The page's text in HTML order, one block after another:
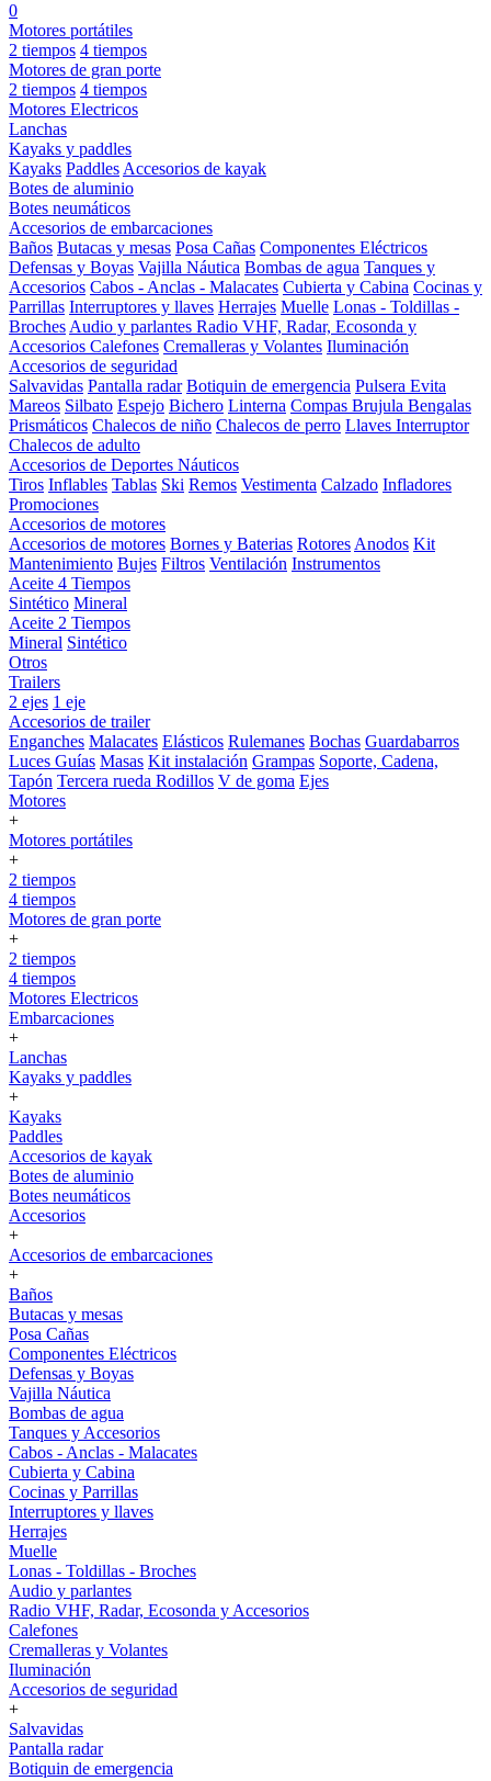
0
Motores portátiles
2 tiempos 4 tiempos
Motores de gran porte
2 tiempos 4 tiempos
Motores Electricos
Lanchas
Kayaks y paddles
Kayaks Paddles Accesorios de kayak
Botes de aluminio
Botes neumáticos
Accesorios de embarcaciones
Baños Butacas y mesas Posa Cañas Componentes Eléctricos
Defensas y Boyas Vajilla Náutica Bombas de agua Tanques y
Accesorios Cabos - Anclas - Malacates Cubierta y Cabina Cocinas y
Parrillas Interruptores y llaves Herrajes Muelle Lonas - Toldillas -
Broches Audio y parlantes Radio VHF, Radar, Ecosonda y
Accesorios Calefones Cremalleras y Volantes Iluminación
Accesorios de seguridad
Salvavidas Pantalla radar Botiquin de emergencia Pulsera Evita
Mareos Silbato Espejo Bichero Linterna Compas Brujula Bengalas
Prismáticos Chalecos de niño Chalecos de perro Llaves Interruptor
Chalecos de adulto
Accesorios de Deportes Náuticos
Tiros Inflables Tablas Ski Remos Vestimenta Calzado Infladores
Promociones
Accesorios de motores
Accesorios de motores Bornes y Baterias Rotores Anodos Kit
Mantenimiento Bujes Filtros Ventilación Instrumentos
Aceite 4 Tiempos
Sintético Mineral
Aceite 2 Tiempos
Mineral Sintético
Otros
Trailers
2 ejes 1 eje
Accesorios de trailer
Enganches Malacates Elásticos Rulemanes Bochas Guardabarros
Luces Guías Masas Kit instalación Grampas Soporte, Cadena,
Tapón Tercera rueda Rodillos V de goma Ejes
Motores
+
Motores portátiles
+
2 tiempos
4 tiempos
Motores de gran porte
+
2 tiempos
4 tiempos
Motores Electricos
Embarcaciones
+
Lanchas
Kayaks y paddles
+
Kayaks
Paddles
Accesorios de kayak
Botes de aluminio
Botes neumáticos
Accesorios
+
Accesorios de embarcaciones
+
Baños
Butacas y mesas
Posa Cañas
Componentes Eléctricos
Defensas y Boyas
Vajilla Náutica
Bombas de agua
Tanques y Accesorios
Cabos - Anclas - Malacates
Cubierta y Cabina
Cocinas y Parrillas
Interruptores y llaves
Herrajes
Muelle
Lonas - Toldillas - Broches
Audio y parlantes
Radio VHF, Radar, Ecosonda y Accesorios
Calefones
Cremalleras y Volantes
Iluminación
Accesorios de seguridad
+
Salvavidas
Pantalla radar
Botiquin de emergencia